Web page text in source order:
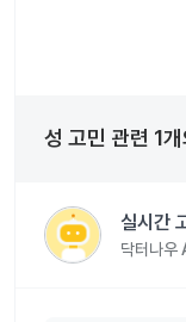
성 고민 관련 1
실시간
닥터나우